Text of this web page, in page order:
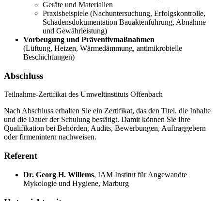
Geräte und Materialien
Praxisbeispiele (Nachuntersuchung, Erfolgskontrolle,
Schadensdokumentation Bauaktenführung, Abnahme
und Gewährleistung)
Vorbeugung und Präventivmaßnahmen
(Lüftung, Heizen, Wärmedämmung, antimikrobielle
Beschichtungen)
Abschluss
Teilnahme-Zertifikat des Umweltinstituts Offenbach
Nach Abschluss erhalten Sie ein Zertifikat, das den Titel, die Inhalte
und die Dauer der Schulung bestätigt. Damit können Sie Ihre
Qualifikation bei Behörden, Audits, Bewerbungen, Auftraggebern
oder firmenintern nachweisen.
Referent
Dr. Georg H. Willems, IAM Institut für Angewandte
Mykologie und Hygiene, Marburg